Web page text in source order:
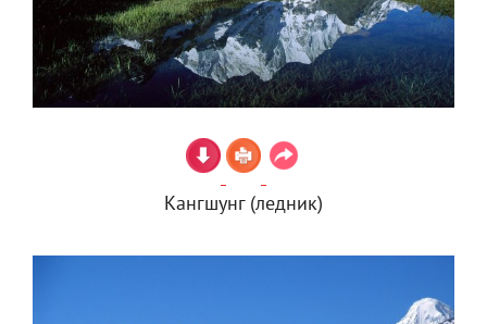
Кангшунг (ледник)